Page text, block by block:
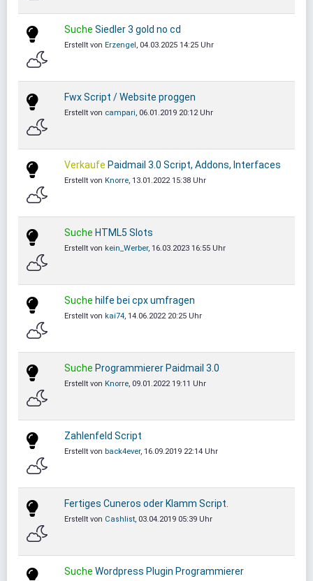
Suche Siedler 3 gold no cd
Erstellt von Erzengel , 04.03.2025 14:25 Uhr
Fwx Script / Website proggen
Erstellt von campari , 06.01.2019 20:12 Uhr
Verkaufe Paidmail 3.0 Script, Addons, Interfaces
Erstellt von Knorre , 13.01.2022 15:38 Uhr
Suche HTML5 Slots
Erstellt von kein_Werber, 16.03.2023 16:55 Uhr
Suche hilfe bei cpx umfragen
Erstellt von kai74 , 14.06.2022 20:25 Uhr
Suche Programmierer Paidmail 3.0
Erstellt von Knorre , 09.01.2022 19:11 Uhr
Zahlenfeld Script
Erstellt von back4ever, 16.09.2019 22:14 Uhr
Fertiges Cuneros oder Klamm Script.
Erstellt von Cashlist , 03.04.2019 05:39 Uhr
Suche Wordpress Plugin Programmierer